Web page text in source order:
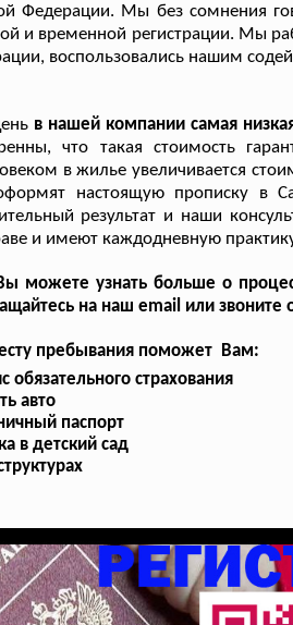
Федерации. Мы без сомнения
и временной регистрации. Мы
воспользовались нашим
в нашей компании самая
что такая стоимость
в жилье увеличивается
настоящую прописку в
результат и наши
и имеют каждодневную
можете узнать больше о
на наш email или звоните
пребывания поможет Вам:
страхования
авто
паспорт
в детский сад